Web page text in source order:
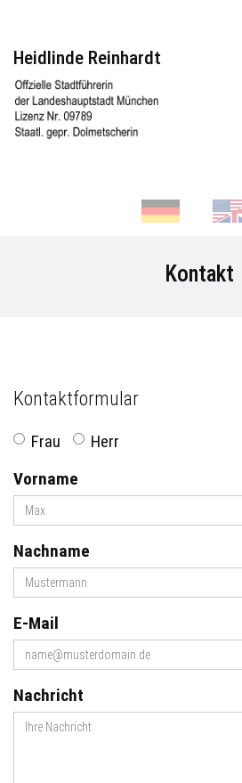
Heidlinde Reinhardt
de en
Kontakt
Kontaktformular
Frau
Herr
Vorname
Nachname
E-Mail
Nachricht